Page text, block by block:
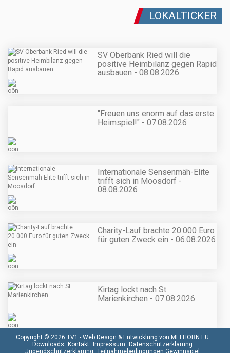
LOKALTICKER
SV Oberbank Ried will die
positive Heimbilanz gegen Rapid
ausbauen - 08.08.2026
"Freuen uns enorm auf das erste
Heimspiel!" - 07.08.2026
Internationale Sensenmäh-Elite
trifft sich in Moosdorf -
08.08.2026
Charity-Lauf brachte 20.000 Euro
für guten Zweck ein - 06.08.2026
Kirtag lockt nach St.
Marienkirchen - 07.08.2026
Copyright © 2026 TV1 - Web Design & Entwicklung von MELHORN.EU
Downloads Kontakt Impressum Datenschutzerklärung
Jugendschutzerklärung Teilnahmebedingungen Gewinnspiel